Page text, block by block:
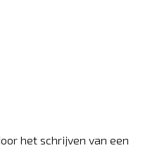
het schrijven van een